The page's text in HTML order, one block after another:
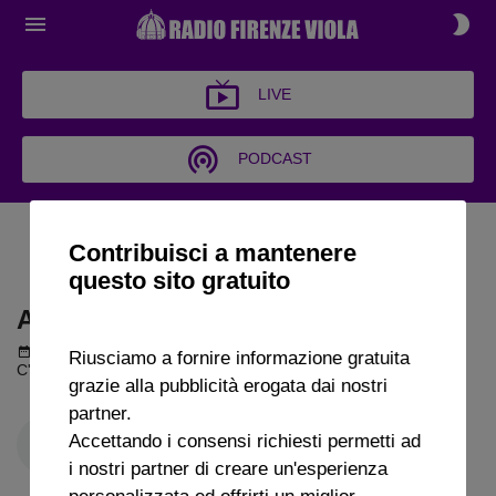
LIVE
PODCAST
ARCHIVIO C'È POLEMICA
2024
ARCHIVIO C'È POLEMICA 2024
Podcast del 01 ottobre 2024 56m 16s
C'è polemica puntata del 01 10 2024
Contribuisci a mantenere
questo sito gratuito
Riusciamo a fornire informazione gratuita
grazie alla pubblicità erogata dai nostri
partner.
Accettando i consensi richiesti permetti ad
i nostri partner di creare un'esperienza